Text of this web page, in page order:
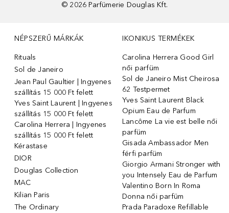
© 2026 Parfümerie Douglas Kft.
NÉPSZERŰ MÁRKÁK
Rituals
Sol de Janeiro
Jean Paul Gaultier | Ingyenes
szállítás 15 000 Ft felett
Yves Saint Laurent | Ingyenes
szállítás 15 000 Ft felett
Carolina Herrera | Ingyenes
szállítás 15 000 Ft felett
Kérastase
DIOR
Douglas Collection
MAC
Kilian Paris
The Ordinary
IKONIKUS TERMÉKEK
Carolina Herrera Good Girl
női parfüm
Sol de Janeiro Mist Cheirosa
62 Testpermet
Yves Saint Laurent Black
Opium Eau de Parfum
Lancôme La vie est belle női
parfüm
Gisada Ambassador Men
férfi parfüm
Giorgio Armani Stronger with
you Intensely Eau de Parfum
Valentino Born In Roma
Donna női parfüm
Prada Paradoxe Refillable